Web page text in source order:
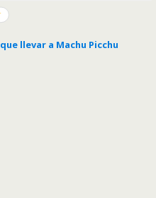
llevar a Machu Picchu